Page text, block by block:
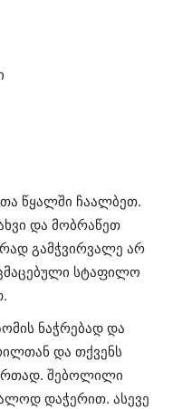
წყალში ჩაალბეთ.
და მობრაწეთ
გამჭვირვალე არ
სტაფილო
ნაჭრებად და
და თქვენს
შებოლილი
დაჭერით. ასევე